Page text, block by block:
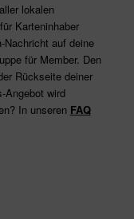
lokalen
Karteninhaber
auf deine
für Member. Den
Rückseite deiner
Angebot wird
In unseren FAQ